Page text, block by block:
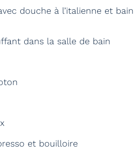
douche à l’italienne et bain
dans la salle de bain
et bouilloire